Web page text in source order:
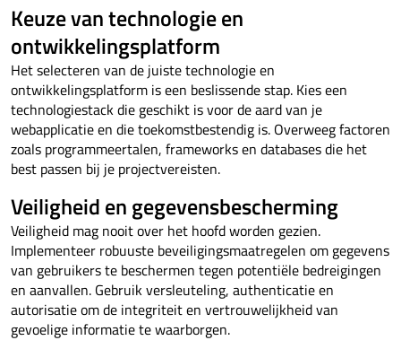
Keuze van technologie en
ontwikkelingsplatform
Het selecteren van de juiste technologie en
ontwikkelingsplatform is een beslissende stap. Kies een
technologiestack die geschikt is voor de aard van je
webapplicatie en die toekomstbestendig is. Overweeg factoren
zoals programmeertalen, frameworks en databases die het
best passen bij je projectvereisten.
Veiligheid en gegevensbescherming
Veiligheid mag nooit over het hoofd worden gezien.
Implementeer robuuste beveiligingsmaatregelen om gegevens
van gebruikers te beschermen tegen potentiële bedreigingen
en aanvallen. Gebruik versleuteling, authenticatie en
autorisatie om de integriteit en vertrouwelijkheid van
gevoelige informatie te waarborgen.